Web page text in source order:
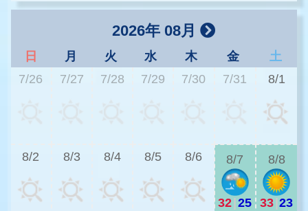
2026年 08月
日 月 火 水 木 金
土
7/26
7/27 7/28 7/29 7/30 7/31 8/1
8/2 8/3 8/4 8/5 8/6 8/7
32|25
8/8
33|23